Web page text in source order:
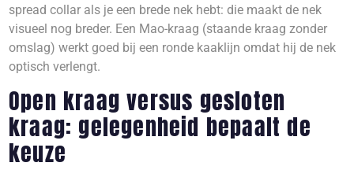
spread collar als je een brede nek hebt: die maakt de nek
visueel nog breder. Een Mao-kraag (staande kraag zonder
omslag) werkt goed bij een ronde kaaklijn omdat hij de nek
optisch verlengt.
Open kraag versus gesloten
kraag: gelegenheid bepaalt de
keuze